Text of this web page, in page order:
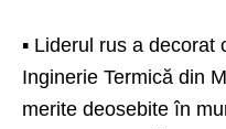
▪️ Liderul rus a decorat
Inginerie Termică din
merite deosebite în